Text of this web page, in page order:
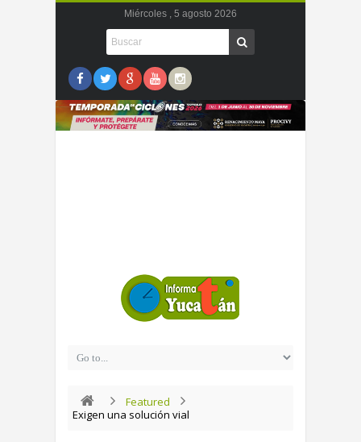
Miércoles , 5 agosto 2026
Featured
Exigen una solución vial